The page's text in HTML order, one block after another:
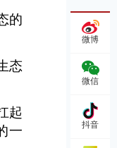
的
态
起
一
微博
微信
抖音